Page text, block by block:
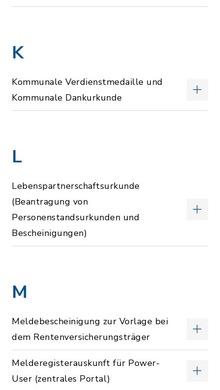
K
Kommunale Verdienstmedaille und
Kommunale Dankurkunde
L
Lebenspartnerschaftsurkunde
(Beantragung von
Personenstandsurkunden und
Bescheinigungen)
M
Meldebescheinigung zur Vorlage bei
dem Rentenversicherungsträger
Melderegisterauskunft für Power-
User (zentrales Portal)